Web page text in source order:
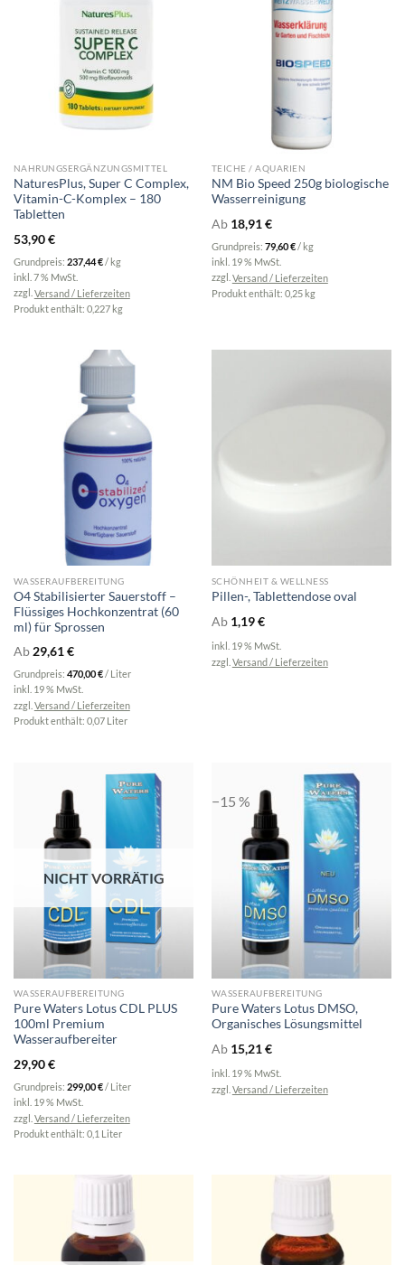
NAHRUNGSERGÄNZUNGSMITTEL
NaturesPlus, Super C Complex,
Vitamin-C-Komplex – 180
Tabletten
53,90€
Grundpreis: 237,44€/ kg
inkl. 7 % MwSt.
zzgl. Versand / Lieferzeiten
Produkt enthält: 0,227 kg
TEICHE / AQUARIEN
NM Bio Speed 250g biologische
Wasserreinigung
Ab 18,91€
Grundpreis: 79,60€/ kg
inkl. 19 % MwSt.
zzgl. Versand / Lieferzeiten
Produkt enthält: 0,25 kg
WASSERAUFBEREITUNG
O4 Stabilisierter Sauerstoff –
Flüssiges Hochkonzentrat (60
ml) für Sprossen
Ab29,61€
Grundpreis: 470,00€/ Liter
inkl. 19 % MwSt.
zzgl. Versand / Lieferzeiten
Produkt enthält: 0,07 Liter
SCHÖNHEIT & WELLNESS
Pillen-, Tablettendose oval
Ab 1,19€
inkl. 19 % MwSt.
zzgl. Versand / Lieferzeiten
NICHT VORRÄTIG
WASSERAUFBEREITUNG
Pure Waters Lotus CDL PLUS
100ml Premium
Wasseraufbereiter
29,90€
Grundpreis: 299,00€/ Liter
inkl. 19 % MwSt.
zzgl. Versand / Lieferzeiten
Produkt enthält: 0,1 Liter
−15 %
WASSERAUFBEREITUNG
Pure Waters Lotus DMSO,
Organisches Lösungsmittel
Ab 15,21€
inkl. 19 % MwSt.
zzgl. Versand / Lieferzeiten